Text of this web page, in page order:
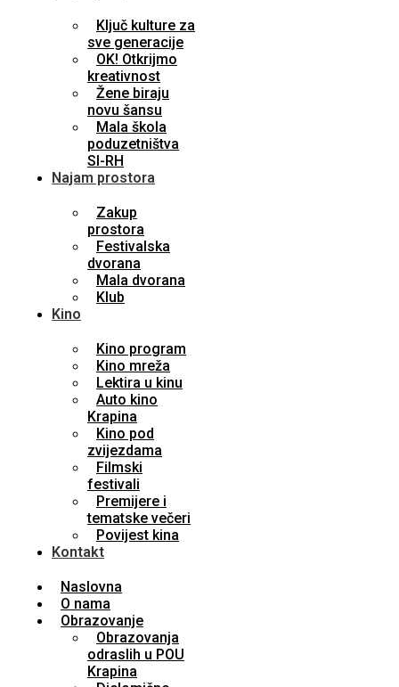
Ključ kulture za
sve generacije
OK! Otkrijmo
kreativnost
Žene biraju
novu šansu
Mala škola
poduzetništva
SI-RH
Najam prostora
Zakup
prostora
Festivalska
dvorana
Mala dvorana
Klub
Kino
Kino program
Kino mreža
Lektira u kinu
Auto kino
Krapina
Kino pod
zvijezdama
Filmski
festivali
Premijere i
tematske večeri
Povijest kina
Kontakt
Naslovna
O nama
Obrazovanje
Obrazovanja
odraslih u POU
Krapina